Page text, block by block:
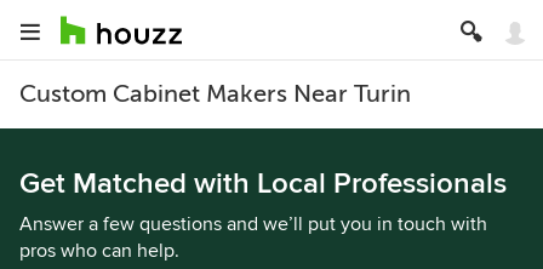
Custom Cabinet Makers Near Turin
Get Matched with Local Professionals
Answer a few questions and we’ll put you in touch with
pros who can help.